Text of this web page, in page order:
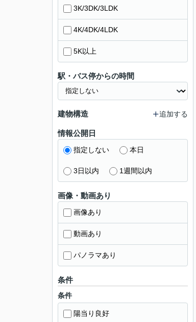
3K/3DK/3LDK
4K/4DK/4LDK
5K以上
駅・バス停からの時間
建物構造 追加する
情報公開日
指定しない 本日
3日以内 1週間以内
画像・動画あり
画像あり
動画あり
パノラマあり
条件
条件
陽当り良好